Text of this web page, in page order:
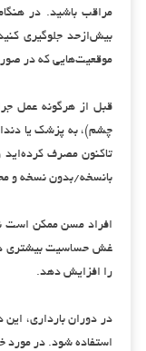
مراقب باشید. در
بیش‌ازحد جلوگیری
موقعیت‌هایی که در
قبل از هرگونه عمل
چشم)، به پزشک یا
تاکنون مصرف کرده‌اید
بانسخه/بدون نسخه و
افراد مسن ممکن است
غش حساسیت بیشتری
را افزایش دهد.
در دوران بارداری، این
استفاده شود. در مورد